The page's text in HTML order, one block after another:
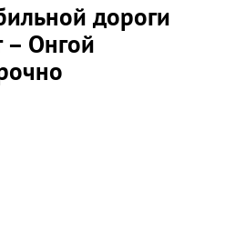
дороги
– Онгой